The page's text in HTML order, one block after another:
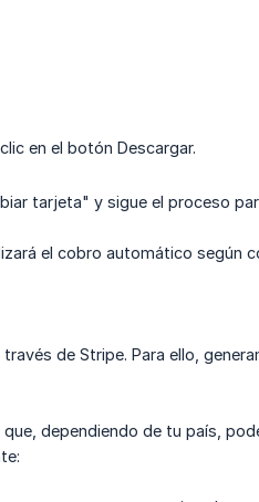
en el botón Descargar.
tarjeta" y sigue el proceso
el cobro automático según
de Stripe. Para ello,
dependiendo de tu país,